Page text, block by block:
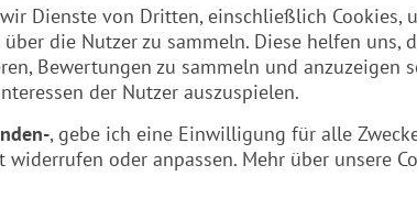
Dienste von Dritten, einschließlich Cookies,
die Nutzer zu sammeln. Diese helfen uns,
Bewertungen zu sammeln und anzuzeigen
der Nutzer auszuspielen.
, gebe ich eine Einwilligung für alle
oder anpassen. Mehr über unsere